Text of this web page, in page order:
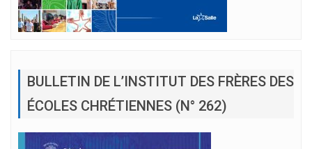
BULLETIN DE L’INSTITUT DES FRÈRES DES
ÉCOLES CHRÉTIENNES (N° 262)